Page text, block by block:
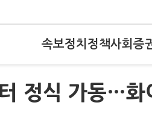
속보정치 정책사회 증
정식 가동…화